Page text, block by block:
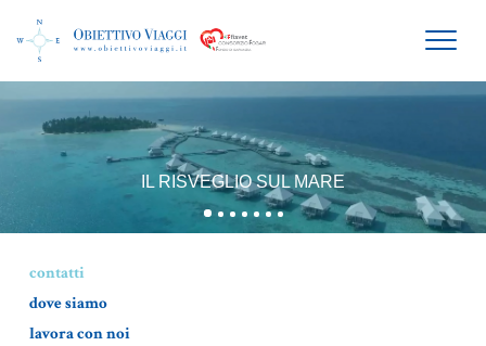
HOME
BENVENUTI A MANTOVA
AGENZIA VIAGGI
OFFERTE VACANZE
OFFERTE MALDIVE
SPECIALE MATRIMONI
IL RISVEGLIO SUL MARE
contatti
dove siamo
lavora con noi